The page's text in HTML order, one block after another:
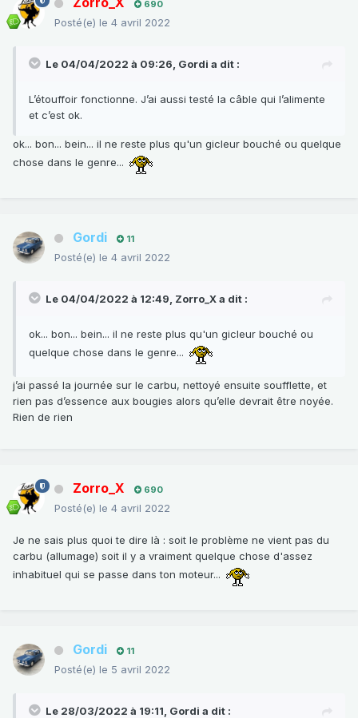
690
Posté(e) le 4 avril 2022
Le 04/04/2022 à 09:26, Gordi a dit :
L’étouffoir fonctionne. J’ai aussi testé la câble qui l’alimente
et c’est ok.
ok... bon... bein... il ne reste plus qu'un gicleur bouché ou quelque
chose dans le genre...
Gordi 11
Posté(e) le 4 avril 2022
Le 04/04/2022 à 12:49, Zorro_Xa dit :
ok... bon... bein... il ne reste plus qu'un gicleur bouché ou
quelque chose dans le genre...
j’ai passé la journée sur le carbu, nettoyé ensuite soufflette, et
rien pas d’essence aux bougies alors qu’elle devrait être noyée.
Rien de rien
Zorro_X 690
Posté(e) le 4 avril 2022
Je ne sais plus quoi te dire là : soit le problème ne vient pas du
carbu (allumage) soit il y a vraiment quelque chose d'assez
inhabituel qui se passe dans ton moteur...
Gordi 11
Posté(e) le 5 avril 2022
Le 28/03/2022 à 19:11, Gordi a dit :